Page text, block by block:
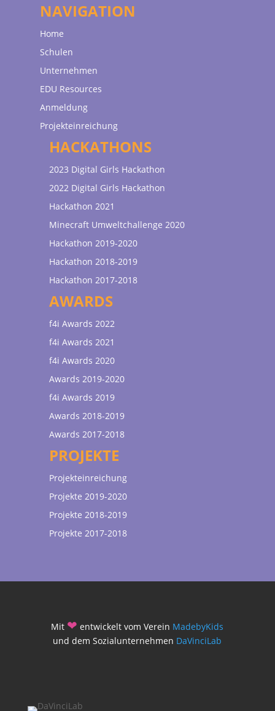
NAVIGATION
Home
Schulen
Unternehmen
EDU Resources
Anmeldung
Projekteinreichung
HACKATHONS
2023 Digital Girls Hackathon
2022 Digital Girls Hackathon
Hackathon 2021
Minecraft Umweltchallenge 2020
Hackathon 2019-2020
Hackathon 2018-2019
Hackathon 2017-2018
AWARDS
f4i Awards 2022
f4i Awards 2021
f4i Awards 2020
Awards 2019-2020
f4i Awards 2019
Awards 2018-2019
Awards 2017-2018
PROJEKTE
Projekteinreichung
Projekte 2019-2020
Projekte 2018-2019
Projekte 2017-2018
Mit ❤ entwickelt vom Verein MadebyKids
und dem Sozialunternehmen DaVinciLab